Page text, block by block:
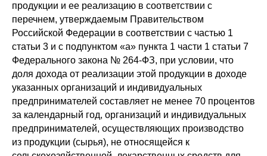
продукции и ее реализацию в соответствии с
перечнем, утверждаемым Правительством
Российской Федерации в соответствии с частью 1
статьи 3 и с подпунктом «а» пункта 1 части 1 статьи 7
Федерального закона № 264-ФЗ, при условии, что
доля дохода от реализации этой продукции в доходе
указанных организаций и индивидуальных
предпринимателей составляет не менее 70 процентов
за календарный год, организаций и индивидуальных
предпринимателей, осуществляющих производство
из продукции (сырья), не относящейся к